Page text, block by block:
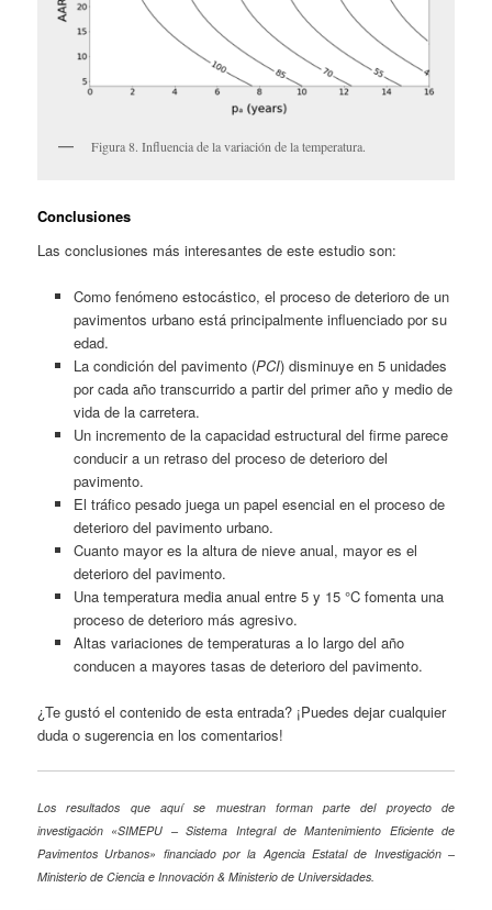
Figura 8. Influencia de la variación de la temperatura.
Conclusiones
Las conclusiones más interesantes de este estudio son:
Como fenómeno estocástico, el proceso de deterioro de un
pavimentos urbano está principalmente influenciado por su
edad.
La condición del pavimento (PCI) disminuye en 5 unidades
por cada año transcurrido a partir del primer año y medio de
vida de la carretera.
Un incremento de la capacidad estructural del firme parece
conducir a un retraso del proceso de deterioro del
pavimento.
El tráfico pesado juega un papel esencial en el proceso de
deterioro del pavimento urbano.
Cuanto mayor es la altura de nieve anual, mayor es el
deterioro del pavimento.
Una temperatura media anual entre 5 y 15 °C fomenta una
proceso de deterioro más agresivo.
Altas variaciones de temperaturas a lo largo del año
conducen a mayores tasas de deterioro del pavimento.
¿Te gustó el contenido de esta entrada? ¡Puedes dejar cualquier
duda o sugerencia en los comentarios!
Los resultados que aquí se muestran forman parte del proyecto de
investigación «SIMEPU – Sistema Integral de Mantenimiento Eficiente de
Pavimentos Urbanos» financiado por la Agencia Estatal de Investigación –
Ministerio de Ciencia e Innovación & Ministerio de Universidades.